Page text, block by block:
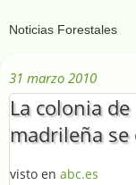
31 marzo 2010
La colonia
madrileña se
visto en abc.es